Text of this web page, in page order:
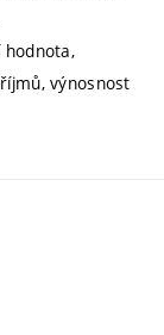
hodnota,
výnosnost